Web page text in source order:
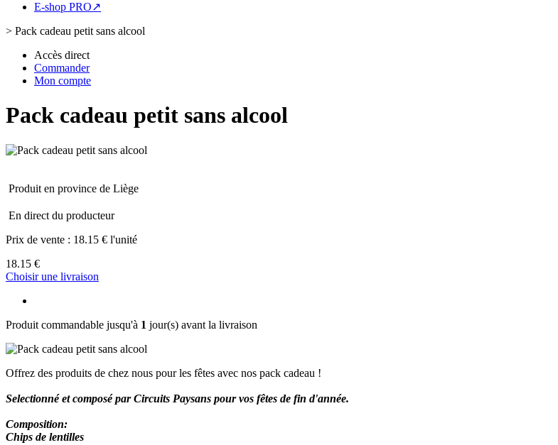
E-shop PRO↗
> Pack cadeau petit sans alcool
Accès direct
Commander
Mon compte
Pack cadeau petit sans alcool
Produit en province de Liège
En direct du producteur
Prix de vente : 18.15 € l'unité
18.15 €
Choisir une livraison
Produit commandable jusqu'à 1 jour(s) avant la livraison
Offrez des produits de chez nous pour les fêtes avec nos pack cadeau !
Selectionné et composé par Circuits Paysans pour vos fêtes de fin d'année.
Composition:
Chips de lentilles